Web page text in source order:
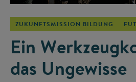
ZUKUNFTSMISSION BILDUNG
Ein
das Ungewisse